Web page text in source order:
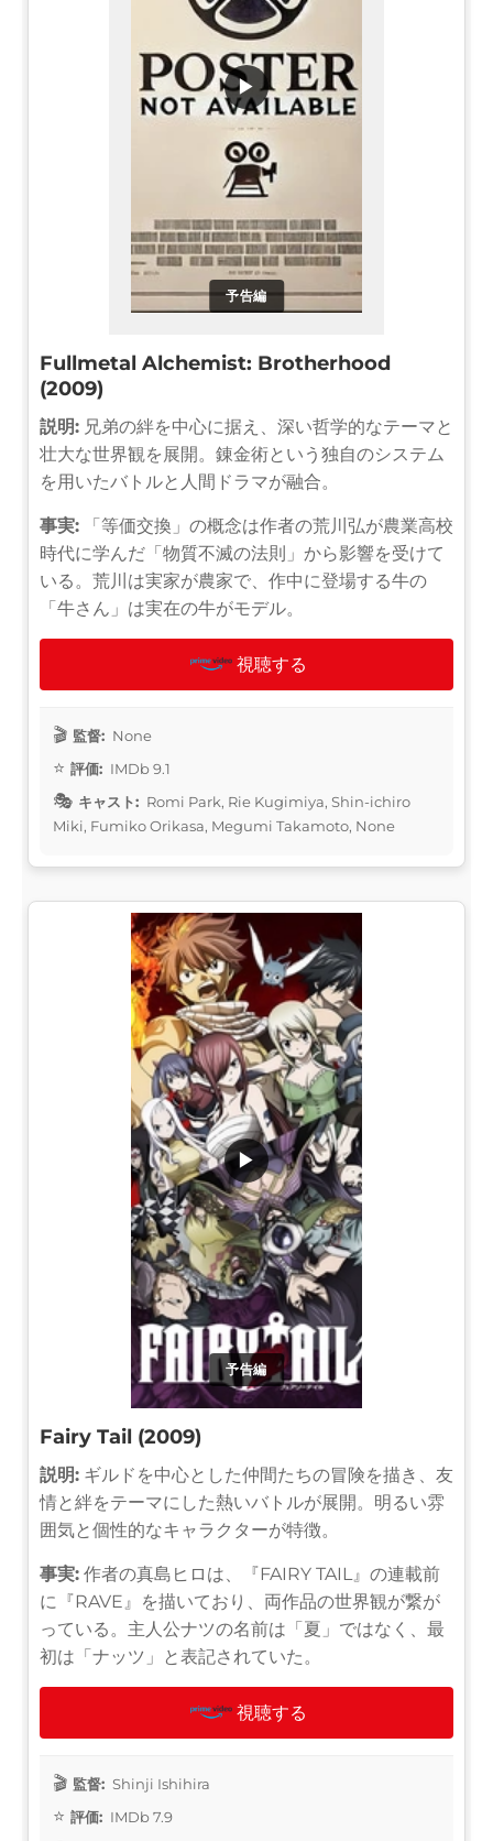
予告編
▶
Fullmetal Alchemist: Brotherhood
(2009)
説明: 兄弟の絆を中心に据え、深い哲学的なテーマと
壮大な世界観を展開。錬金術という独自のシステム
を用いたバトルと人間ドラマが融合。
事実: 「等価交換」の概念は作者の荒川弘が農業高校
時代に学んだ「物質不滅の法則」から影響を受けて
いる。荒川は実家が農家で、作中に登場する牛の
「牛さん」は実在の牛がモデル。
視聴する
監督: None
評価: IMDb 9.1
キャスト: Romi Park, Rie Kugimiya, Shin-ichiro
Miki, Fumiko Orikasa, Megumi Takamoto, None
予告編
▶
Fairy Tail (2009)
説明: ギルドを中心とした仲間たちの冒険を描き、友
情と絆をテーマにした熱いバトルが展開。明るい雰
囲気と個性的なキャラクターが特徴。
事実: 作者の真島ヒロは、『FAIRY TAIL』の連載前
に『RAVE』を描いており、両作品の世界観が繋が
っている。主人公ナツの名前は「夏」ではなく、最
初は「ナッツ」と表記されていた。
視聴する
監督: Shinji Ishihira
評価: IMDb 7.9